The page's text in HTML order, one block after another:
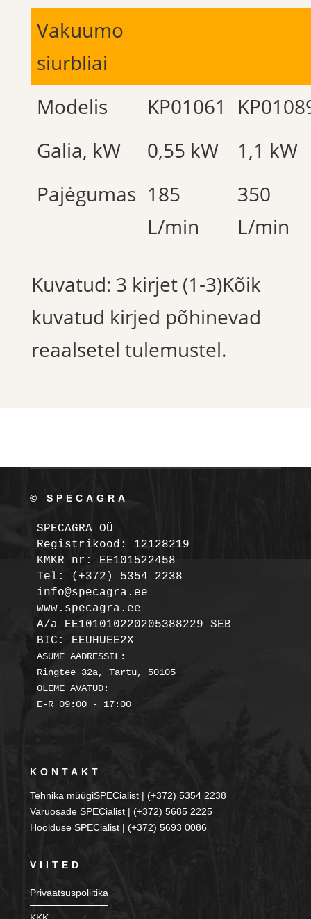
Vakuumo
siurbliai
Modelis
KP01061
Galia, kW
0,55 kW
1,1 kW
Pajėgumas 185
L/min
350
L/min
Kuvatud: 3 kirjet (1-3)Kõik
kuvatud kirjed põhinevad
reaalsetel tulemustel.
© SPECAGRA
SPECAGRA OÜ
Registrikood: 12128219
KMKR nr: EE101522458
Tel: (+372) 5354 2238
info@specagra.ee
A/a EE101010220205388229 SEB
BIC: EEUHUEE2X
ASUME AADRESSIL:
Ringtee 32a, Tartu, 50105
OLEME AVATUD:
E-R 09:00 - 17:00
KONTAKT
Tehnika müügiSPECialist | (+372) 5354 2238
Varuosade SPECialist | (+372) 5685 2225
Hoolduse SPECialist | (+372) 5693 0086
VIITED
Privaatsuspoliitika